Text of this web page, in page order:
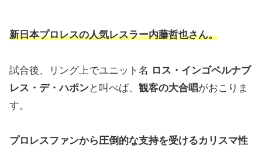
新日本プロレスの人気レスラー内藤哲也さん。
試合後、リング上でユニット名 ロス・インゴベルナブ
レス・デ・ハポンと叫べば、 観客の大合唱がおこりま
す。
プロレスファンから圧倒的な支持を受けるカリスマ性